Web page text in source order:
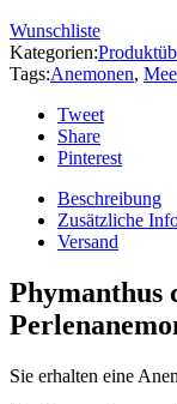
Wunschliste
Kategorien:
Tags:Anemonen,
Tweet
Share
Pinterest
Beschreibung
Zusätzliche
Versand
Phymanthus
Sie erhalten eine